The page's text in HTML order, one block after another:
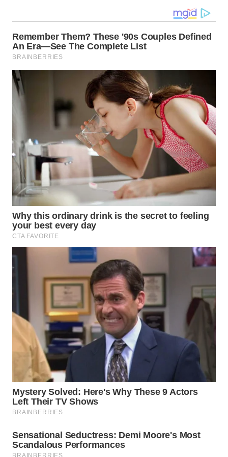
WN
NIAS
LANGKAT
SELATAN
WN
TANJUNG
LESUNG
WN
KARO
LABUHANBATU
WN
TAPANULI
TENGAH
WN DELI
SERDANG
WN
TINGGI